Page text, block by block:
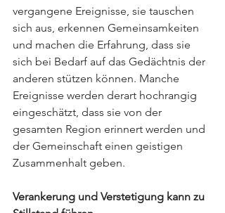
vergangene Ereignisse, sie tauschen
sich aus, erkennen Gemeinsamkeiten
und machen die Erfahrung, dass sie
sich bei Bedarf auf das Gedächtnis der
anderen stützen können. Manche
Ereignisse werden derart hochrangig
eingeschätzt, dass sie von der
gesamten Region erinnert werden und
der Gemeinschaft einen geistigen
Zusammenhalt geben.
Verankerung und Verstetigung kann zu